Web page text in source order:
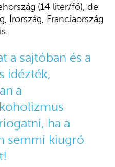
(14 liter/fő), de
Írország, Franciaország
a sajtóban és a
idézték,
a
ha a
semmi kiugró